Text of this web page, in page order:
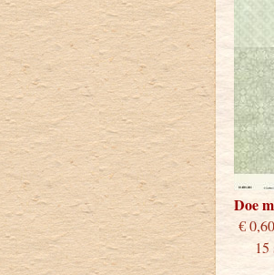
Doe
15